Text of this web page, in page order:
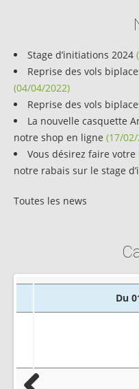
Stage d’initiations 2024
Reprise des vols
(04/04/2022)
Reprise des vols
La nouvelle casquette
notre shop en ligne (17/
Vous désirez faire
notre rabais sur le stage
Toutes les news
Du